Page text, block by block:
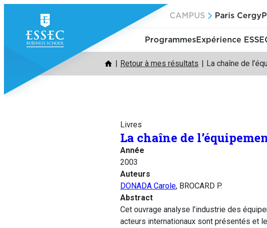
contenu
CAMPUS Paris Cergy
ProgrammesExpérience
Retour à mes résultats La chaîne de
Livres
La chaîne de
Année
2003
Auteurs
DONADA Carole, BROCARD P.
Abstract
Cet ouvrage analyse l’industrie des
acteurs internationaux sont présentés et